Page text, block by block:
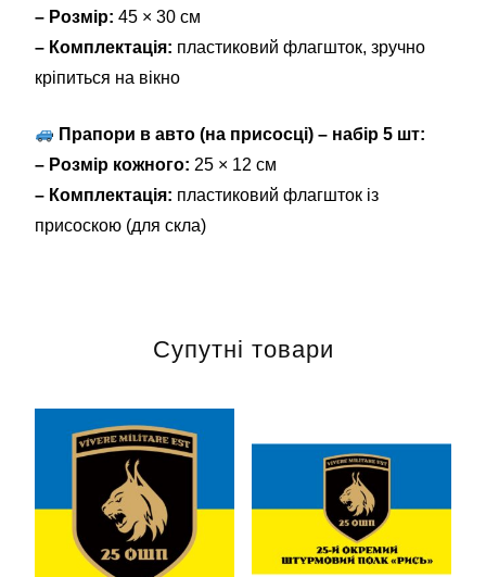
– Розмір: 45 × 30 см
– Комплектація: пластиковий флагшток, зручно
кріпиться на вікно
Прапори в авто (на присосці) – набір 5 шт:
– Розмір кожного: 25 × 12 см
– Комплектація: пластиковий флагшток із
присоскою (для скла)
Супутні товари